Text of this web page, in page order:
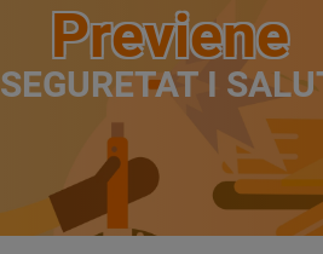
Previene
SEGURETAT I